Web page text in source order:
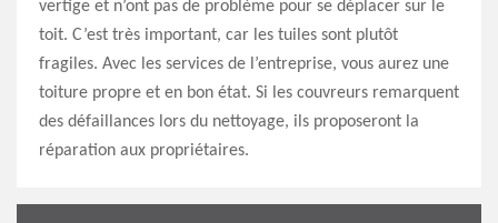
vertige et n’ont pas de problème pour se déplacer sur le
toit. C’est très important, car les tuiles sont plutôt
fragiles. Avec les services de l’entreprise, vous aurez une
toiture propre et en bon état. Si les couvreurs remarquent
des défaillances lors du nettoyage, ils proposeront la
réparation aux propriétaires.